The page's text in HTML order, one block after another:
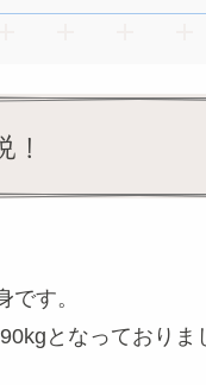
す。
となっており